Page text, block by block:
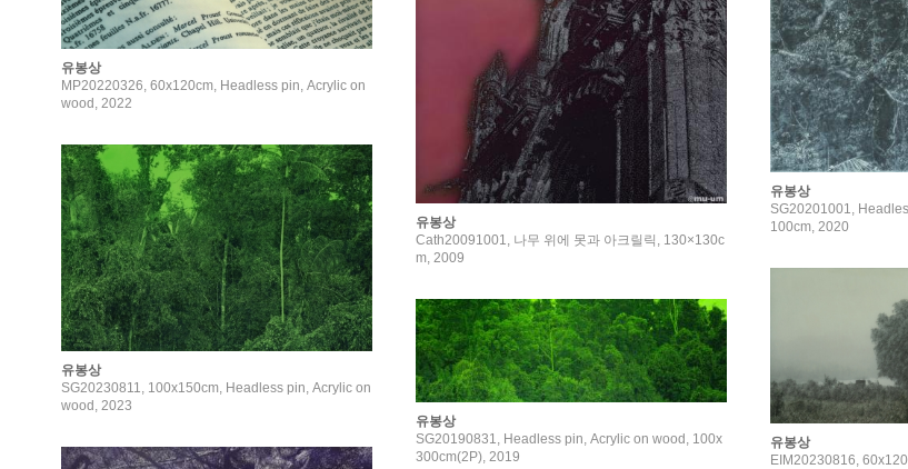
유봉상
SG20201001,
100cm, 2020
유봉상
Cath20091001, 나무 위에 못과 아크릴릭, 130×130c
m, 2009
유봉상
MP20220326, 60x120cm, Headless pin, Acrylic on
wood, 2022
유봉상
SG20230811, 100x150cm, Headless pin, Acrylic on
wood, 2023
유봉상
EIM20230816,
유봉상
SG20190831, Headless pin, Acrylic on wood, 100x
300cm(2P), 2019